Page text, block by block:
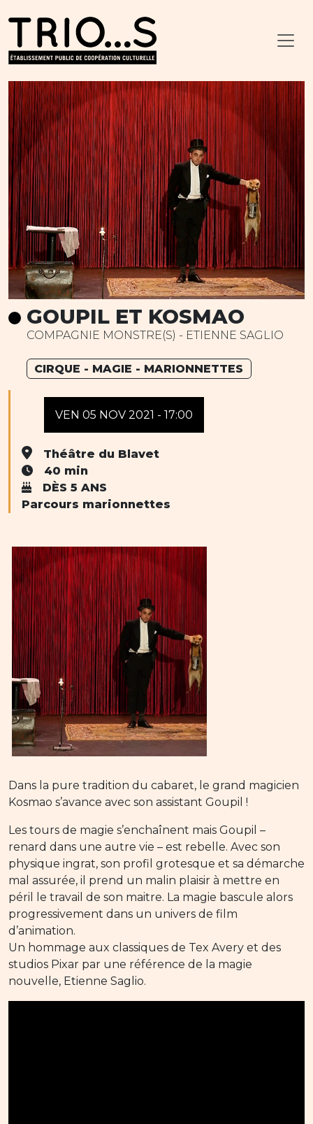
GOUPIL ET KOSMAO
COMPAGNIE MONSTRE(S) - ETIENNE SAGLIO
CIRQUE - MAGIE - MARIONNETTES
VEN 05 NOV 2021 - 17:00
Théâtre du Blavet
40 min
DÈS 5 ANS
Parcours marionnettes
Dans la pure tradition du cabaret, le grand magicien
Kosmao s’avance avec son assistant Goupil !
Les tours de magie s’enchaînent mais Goupil –
renard dans une autre vie – est rebelle. Avec son
physique ingrat, son profil grotesque et sa démarche
mal assurée, il prend un malin plaisir à mettre en
péril le travail de son maitre. La magie bascule alors
progressivement dans un univers de film
d’animation.
Un hommage aux classiques de Tex Avery et des
studios Pixar par une référence de la magie
nouvelle, Etienne Saglio.